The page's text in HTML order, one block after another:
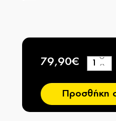
79,90€
−
+
Προσθήκη